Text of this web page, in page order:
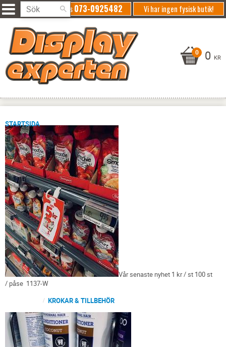
Vi har ingen fysisk butik!
Ring oss073-0925482
0 KR
STARTSIDA
Vår senaste nyhet 1 kr / st 100 st
/ påse 1137-W
KROKAR & TILLBEHÖR